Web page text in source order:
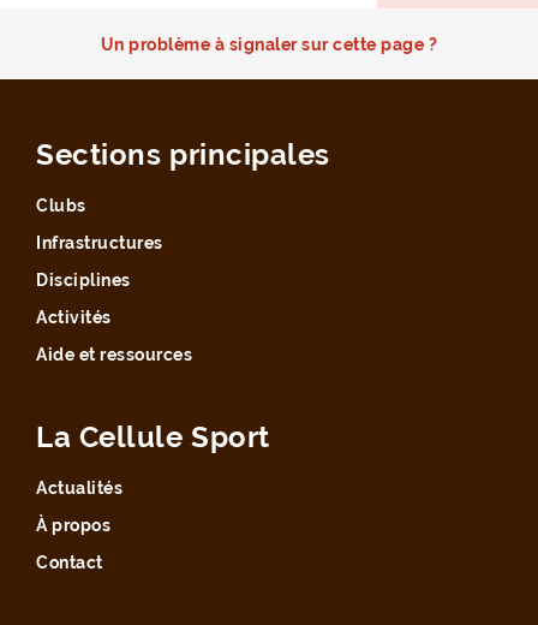
Un problème à signaler sur cette page ?
Sections principales
Clubs
Infrastructures
Disciplines
Activités
Aide et ressources
La Cellule Sport
Actualités
À propos
Contact